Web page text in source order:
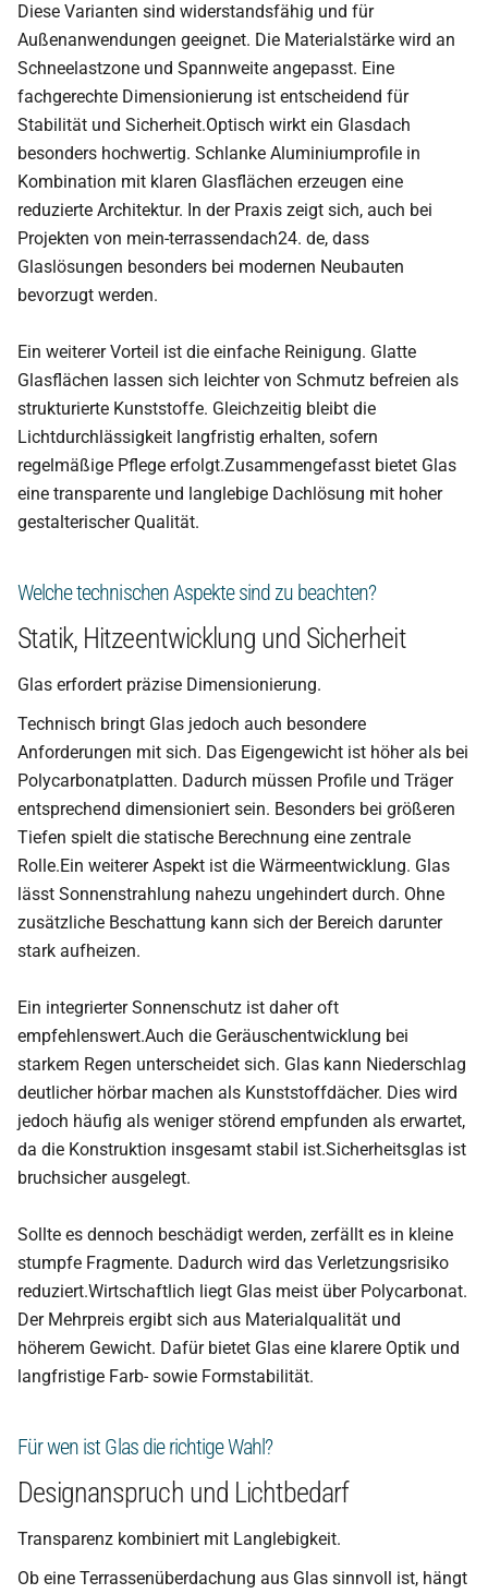
Diese Varianten sind widerstandsfähig und für
Außenanwendungen geeignet. Die Materialstärke wird an
Schneelastzone und Spannweite angepasst. Eine
fachgerechte Dimensionierung ist entscheidend für
Stabilität und Sicherheit.Optisch wirkt ein Glasdach
besonders hochwertig. Schlanke Aluminiumprofile in
Kombination mit klaren Glasflächen erzeugen eine
reduzierte Architektur. In der Praxis zeigt sich, auch bei
Projekten von mein-terrassendach24. de, dass
Glaslösungen besonders bei modernen Neubauten
bevorzugt werden.
Ein weiterer Vorteil ist die einfache Reinigung. Glatte
Glasflächen lassen sich leichter von Schmutz befreien als
strukturierte Kunststoffe. Gleichzeitig bleibt die
Lichtdurchlässigkeit langfristig erhalten, sofern
regelmäßige Pflege erfolgt.Zusammengefasst bietet Glas
eine transparente und langlebige Dachlösung mit hoher
gestalterischer Qualität.
Welche technischen Aspekte sind zu beachten?
Statik, Hitzeentwicklung und Sicherheit
Glas erfordert präzise Dimensionierung.
Technisch bringt Glas jedoch auch besondere
Anforderungen mit sich. Das Eigengewicht ist höher als bei
Polycarbonatplatten. Dadurch müssen Profile und Träger
entsprechend dimensioniert sein. Besonders bei größeren
Tiefen spielt die statische Berechnung eine zentrale
Rolle.Ein weiterer Aspekt ist die Wärmeentwicklung. Glas
lässt Sonnenstrahlung nahezu ungehindert durch. Ohne
zusätzliche Beschattung kann sich der Bereich darunter
stark aufheizen.
Ein integrierter Sonnenschutz ist daher oft
empfehlenswert.Auch die Geräuschentwicklung bei
starkem Regen unterscheidet sich. Glas kann Niederschlag
deutlicher hörbar machen als Kunststoffdächer. Dies wird
jedoch häufig als weniger störend empfunden als erwartet,
da die Konstruktion insgesamt stabil ist.Sicherheitsglas ist
bruchsicher ausgelegt.
Sollte es dennoch beschädigt werden, zerfällt es in kleine
stumpfe Fragmente. Dadurch wird das Verletzungsrisiko
reduziert.Wirtschaftlich liegt Glas meist über Polycarbonat.
Der Mehrpreis ergibt sich aus Materialqualität und
höherem Gewicht. Dafür bietet Glas eine klarere Optik und
langfristige Farb- sowie Formstabilität.
Für wen ist Glas die richtige Wahl?
Designanspruch und Lichtbedarf
Transparenz kombiniert mit Langlebigkeit.
Ob eine Terrassenüberdachung aus Glas sinnvoll ist, hängt